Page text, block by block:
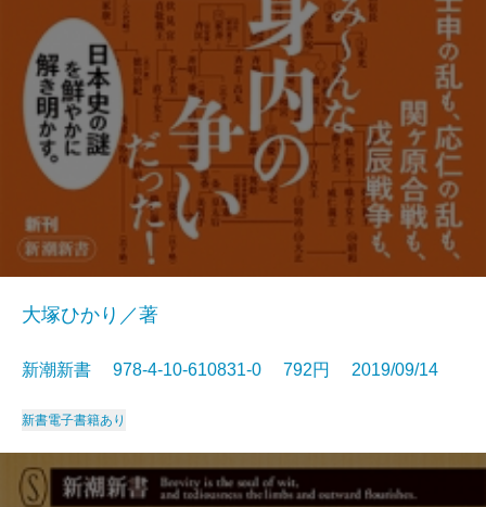
大塚ひかり／著
新潮新書 978-4-10-610831-0 792円 2019/09/14
新書電子書籍あり